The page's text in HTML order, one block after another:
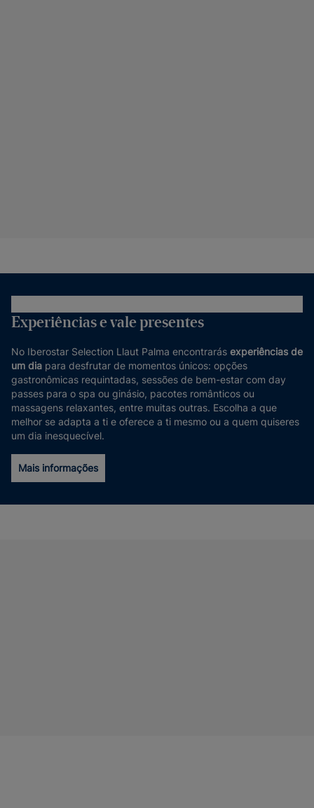
Experiências e vale presentes
No Iberostar Selection Llaut Palma encontrarás experiências de
um dia para desfrutar de momentos únicos: opções
gastronômicas requintadas, sessões de bem-estar com day
passes para o spa ou ginásio, pacotes românticos ou
massagens relaxantes, entre muitas outras. Escolha a que
melhor se adapta a ti e oferece a ti mesmo ou a quem quiseres
um dia inesquecível.
Mais informações